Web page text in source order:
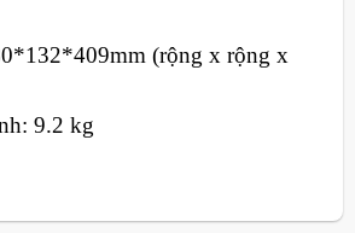
(rộng x rộng x
9.2 kg